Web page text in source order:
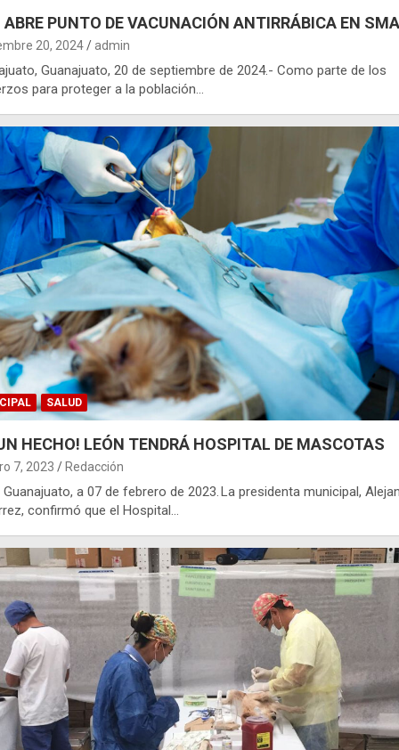
ABRE PUNTO DE VACUNACIÓN ANTIRRÁBICA EN SMA
20, 2024 admin
Guanajuato, 20 de septiembre de 2024.- Como parte de los
para proteger a la población…
SALUD
HECHO! LEÓN TENDRÁ HOSPITAL DE MASCOTAS
7, 2023 Redacción
Guanajuato, a 07 de febrero de 2023. La presidenta municipal,
confirmó que el Hospital…